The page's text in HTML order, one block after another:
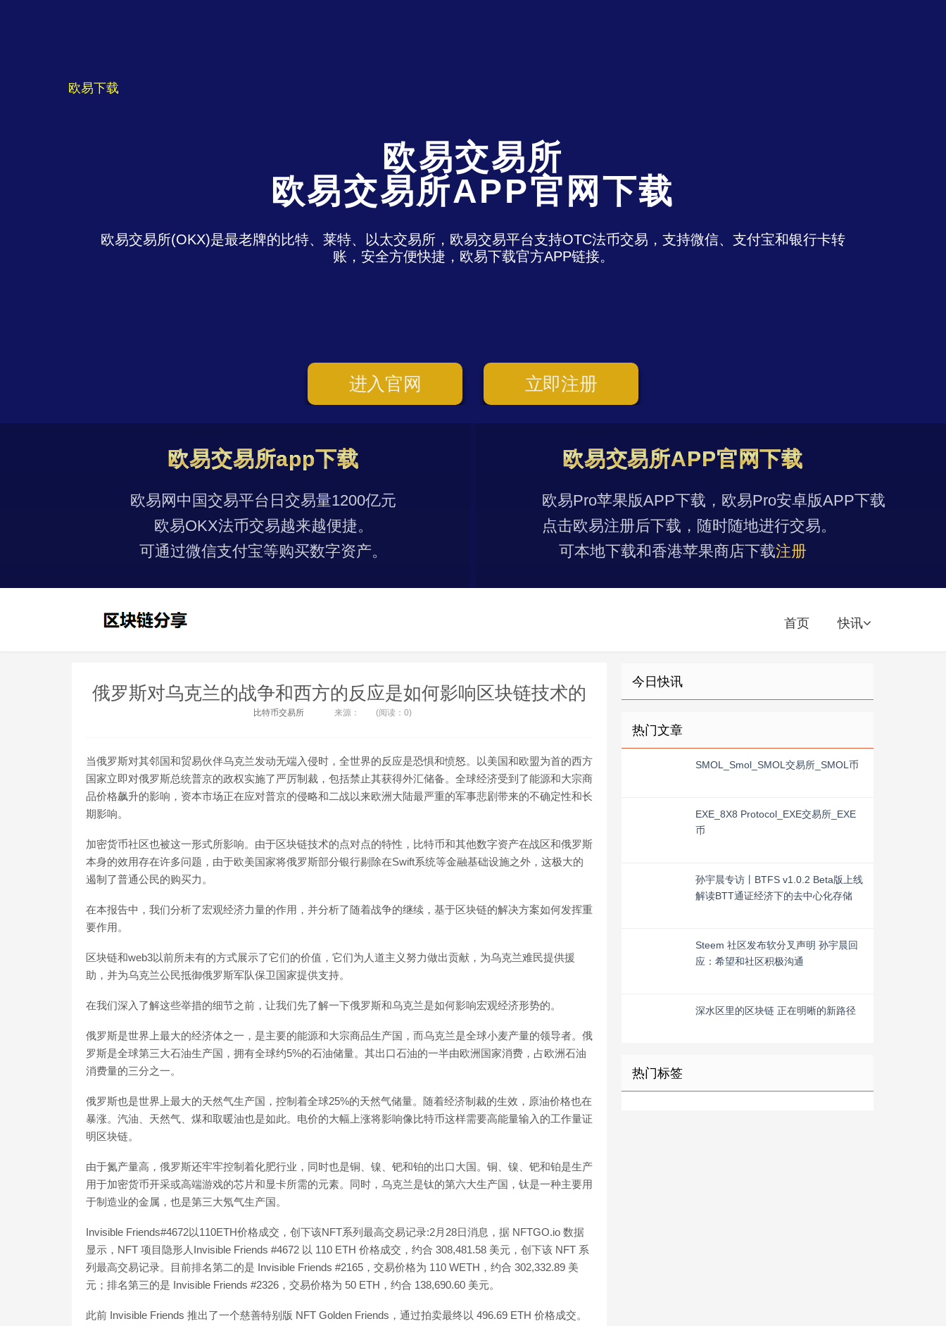
欧易下载
欧易交易所
欧易交易所APP官网下载
欧易交易所(OKX)是最老牌的比特、莱特、以太交易所，欧易交易平台支持OTC法币交易，支持微信、支付宝和银行卡转
账，安全方便快捷，欧易下载官方APP链接。
进入官网 立即注册
欧易交易所app下载
欧易网中国交易平台日交易量1200亿元
欧易OKX法币交易越来越便捷。
可通过微信支付宝等购买数字资产。
欧易交易所APP官网下载
欧易Pro苹果版APP下载，欧易Pro安卓版APP下载
点击欧易注册后下载，随时随地进行交易。
可本地下载和香港苹果商店下载注册
首页 快讯
俄罗斯对乌克兰的战争和西方的反应是如何影响区块链技术的
比特币交易所 来源： (阅读：0)
当俄罗斯对其邻国和贸易伙伴乌克兰发动无端入侵时，全世界的反应是恐惧和愤怒。以美国和欧盟为首的西方
国家立即对俄罗斯总统普京的政权实施了严厉制裁，包括禁止其获得外汇储备。全球经济受到了能源和大宗商
品价格飙升的影响，资本市场正在应对普京的侵略和二战以来欧洲大陆最严重的军事悲剧带来的不确定性和长
期影响。
加密货币社区也被这一形式所影响。由于区块链技术的点对点的特性，比特币和其他数字资产在战区和俄罗斯
本身的效用存在许多问题，由于欧美国家将俄罗斯部分银行剔除在Swift系统等金融基础设施之外，这极大的
遏制了普通公民的购买力。
在本报告中，我们分析了宏观经济力量的作用，并分析了随着战争的继续，基于区块链的解决方案如何发挥重
要作用。
区块链和web3以前所未有的方式展示了它们的价值，它们为人道主义努力做出贡献，为乌克兰难民提供援
助，并为乌克兰公民抵御俄罗斯军队保卫国家提供支持。
在我们深入了解这些举措的细节之前，让我们先了解一下俄罗斯和乌克兰是如何影响宏观经济形势的。
俄罗斯是世界上最大的经济体之一，是主要的能源和大宗商品生产国，而乌克兰是全球小麦产量的领导者。俄
罗斯是全球第三大石油生产国，拥有全球约5%的石油储量。其出口石油的一半由欧洲国家消费，占欧洲石油
消费量的三分之一。
俄罗斯也是世界上最大的天然气生产国，控制着全球25%的天然气储量。随着经济制裁的生效，原油价格也在
暴涨。汽油、天然气、煤和取暖油也是如此。电价的大幅上涨将影响像比特币这样需要高能量输入的工作量证
明区块链。
由于氮产量高，俄罗斯还牢牢控制着化肥行业，同时也是铜、镍、钯和铂的出口大国。铜、镍、钯和铂是生产
用于加密货币开采或高端游戏的芯片和显卡所需的元素。同时，乌克兰是钛的第六大生产国，钛是一种主要用
于制造业的金属，也是第三大氖气生产国。
Invisible Friends#4672以110ETH价格成交，创下该NFT系列最高交易记录:2月28日消息，据 NFTGO.io 数据
显示，NFT 项目隐形人Invisible Friends #4672 以 110 ETH 价格成交，约合 308,481.58 美元，创下该 NFT 系
列最高交易记录。目前排名第二的是 Invisible Friends #2165，交易价格为 110 WETH，约合 302,332.89 美
元；排名第三的是 Invisible Friends #2326，交易价格为 50 ETH，约合 138,690.60 美元。
此前 Invisible Friends 推出了一个慈善特别版 NFT Golden Friends，通过拍卖最终以 496.69 ETH 价格成交。
今日快讯
热门文章
SMOL_Smol_SMOL交易所_SMOL币
EXE_8X8 Protocol_EXE交易所_EXE
币
孙宇晨专访丨BTFS v1.0.2 Beta版上线
解读BTT通证经济下的去中心化存储
Steem 社区发布软分叉声明 孙宇晨回
应：希望和社区积极沟通
深水区里的区块链 正在明晰的新路径
热门标签